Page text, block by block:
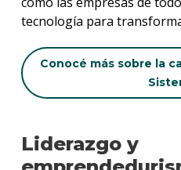
tecnología para
Conocé más sobre la
Liderazgo y